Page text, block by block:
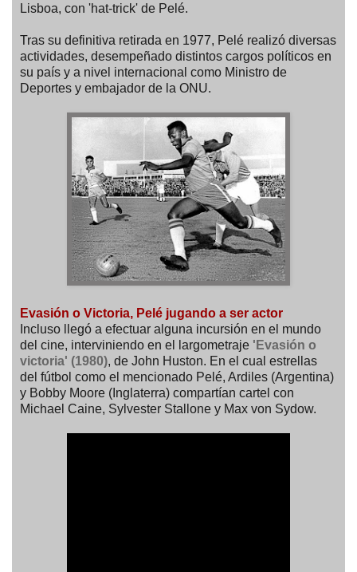
Lisboa, con 'hat-trick' de Pelé.
Tras su definitiva retirada en 1977, Pelé realizó diversas
actividades, desempeñado distintos cargos políticos en
su país y a nivel internacional como Ministro de
Deportes y embajador de la ONU.
Evasión o Victoria, Pelé jugando a ser actor
Incluso llegó a efectuar alguna incursión en el mundo
del cine, interviniendo en el largometraje 'Evasión o
victoria' (1980), de John Huston. En el cual estrellas
del fútbol como el mencionado Pelé, Ardiles (Argentina)
y Bobby Moore (Inglaterra) compartían cartel con
Michael Caine, Sylvester Stallone y Max von Sydow.